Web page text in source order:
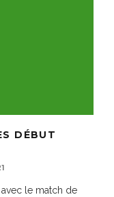
DÉBUT
le match de